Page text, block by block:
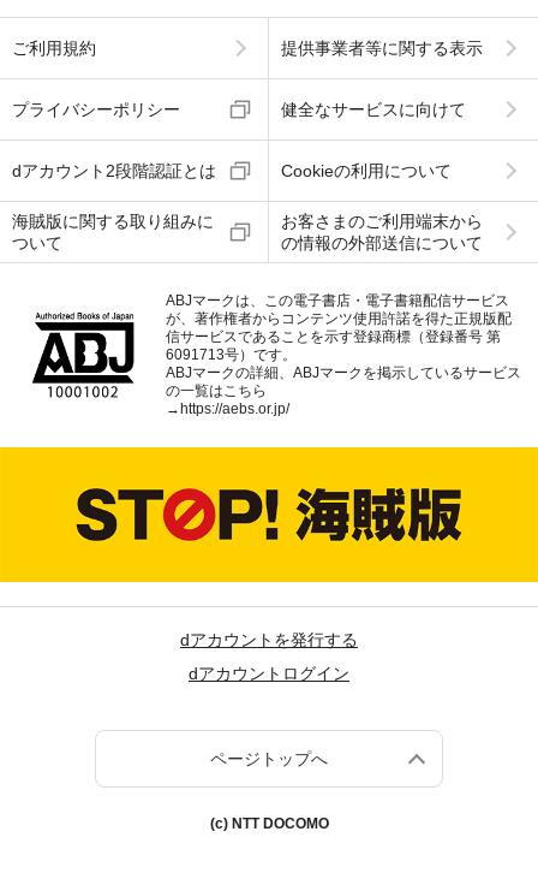
ご利用規約 提供事業者等に関する表示
プライバシーポリシー 健全なサービスに向けて
dアカウント2段階認証とは Cookieの利用について
海賊版に関する取り組みに
ついて
お客さまのご利用端末から
の情報の外部送信について
ABJマークは、この電子書店・電子書籍配信サービス
が、著作権者からコンテンツ使用許諾を得た正規版配
信サービスであることを示す登録商標（登録番号 第
6091713号）です。
ABJマークの詳細、ABJマークを掲示しているサービス
の一覧はこちら
→ https://aebs.or.jp/
dアカウントを発行する
dアカウントログイン
ページトップへ
(c) NTT DOCOMO